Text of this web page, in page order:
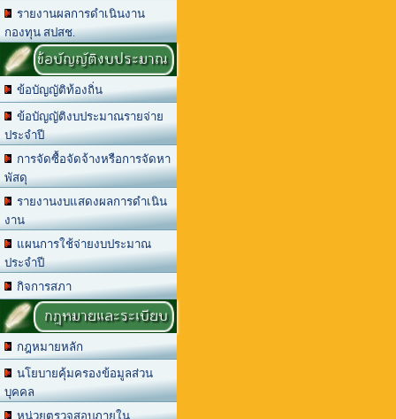
รายงานผลการดำเนินงาน
กองทุน สปสช.
ข้อบัญญัติงบประมาณ
ข้อบัญญัติท้องถิ่น
ข้อบัญญัติงบประมาณรายจ่าย
ประจำปี
การจัดซื้อจัดจ้างหรือการจัดหา
พัสดุ
รายงานงบแสดงผลการดำเนิน
งาน
แผนการใช้จ่ายงบประมาณ
ประจำปี
กิจการสภา
กฎหมายและระเบียบ
กฎหมายหลัก
นโยบายคุ้มครองข้อมูลส่วน
บุคคล
หน่วยตรวจสอบภายใน